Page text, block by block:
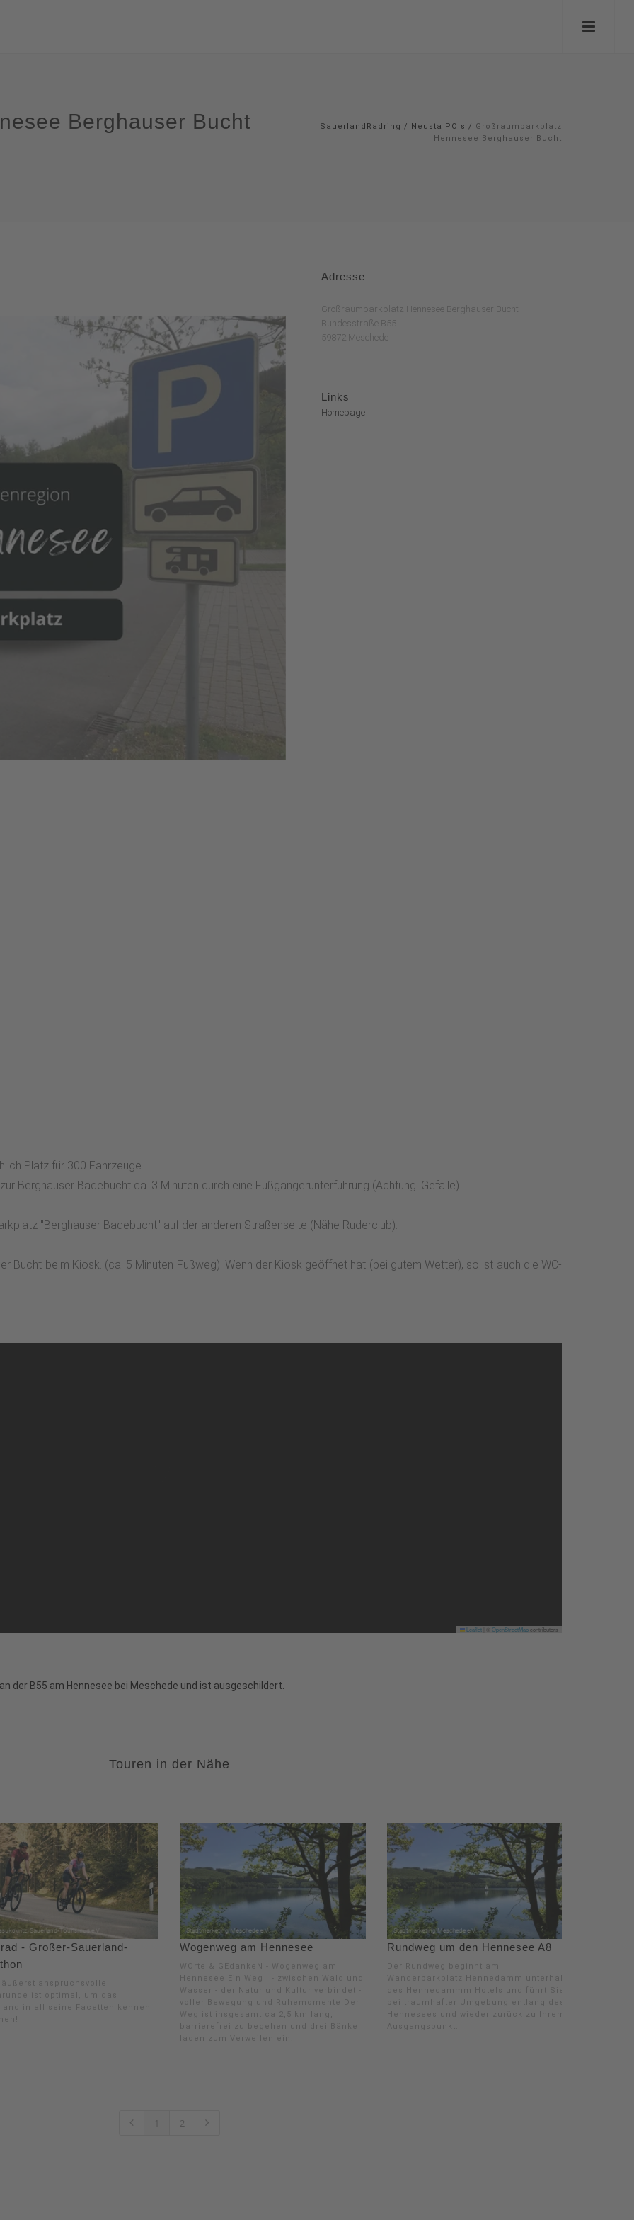
Berghauser Bucht SauerlandRadring / Neusta POIs / Großraumparkplatz
Hennesee Berghauser Bucht
Adresse
Großraumparkplatz Hennesee Berghauser Bucht
Bundesstraße B55
59872 Meschede
Links
Homepage
Platz für 300 Fahrzeuge.
Berghauser Badebucht ca. 3 Minuten durch eine Fußgängerunterführung (Achtung: Gefälle).
"Berghauser Badebucht" auf der anderen Straßenseite (Nähe Ruderclub).
Bucht beim Kiosk. (ca. 5 Minuten Fußweg). Wenn der Kiosk geöffnet hat (bei gutem Wetter), so ist auch die WC-
Leaflet OpenStreetMapcontributors
der B55 am Hennesee bei Meschede und ist ausgeschildert.
Touren in der Nähe
- Großer-Sauerland-
äußerst anspruchsvolle
ist optimal, um das
in all seine Facetten kennen
Wogenweg am Hennesee
WOrte & GEdankeN - Wogenweg am
Hennesee Ein Weg - zwischen Wald und
Wasser - der Natur und Kultur verbindet -
voller Bewegung und Ruhemomente Der
Weg ist insgesamt ca 2,5 km lang,
barrierefrei zu begehen und drei Bänke
laden zum Verweilen ein.
Rundweg um den Hennesee A8
Der Rundweg beginnt am
Wanderparkplatz Hennedamm unterhalb
des Hennedammm Hotels und führt Sie
bei traumhafter Umgebung entlang des
Hennesees und wieder zurück zu Ihrem
Ausgangspunkt.
1 2